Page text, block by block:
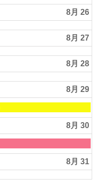
8月 26
8月 27
8月 28
8月 29
8月 30
8月 31